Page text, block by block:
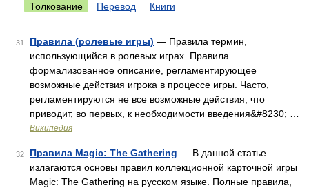
Толкование Перевод Книги
31 Правила (ролевые игры) — Правила термин,
использующийся в ролевых играх. Правила
формализованное описание, регламентирующее
возможные действия игрока в процессе игры. Часто,
регламентируются не все возможные действия, что
приводит, во первых, к необходимости введения&#8230; …
Википедия
32 Правила Magic: The Gathering — В данной статье
излагаются основы правил коллекционной карточной игры
Magic: The Gathering на русском языке. Полные правила,